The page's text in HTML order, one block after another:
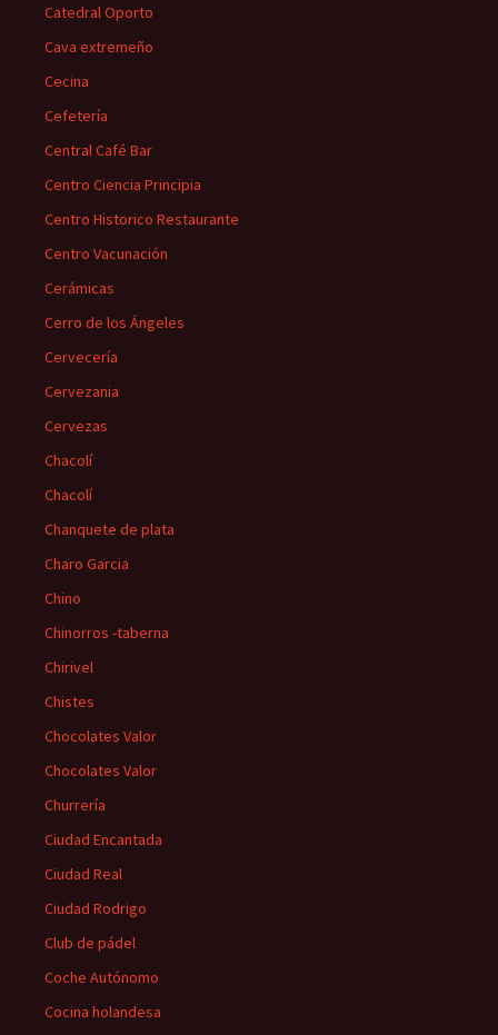
Catedral Oporto
Cava extremeño
Cecina
Cefetería
Central Café Bar
Centro Ciencia Principia
Centro Historico Restaurante
Centro Vacunación
Cerámicas
Cerro de los Ángeles
Cervecería
Cervezania
Cervezas
Chacolí
Chacolí
Chanquete de plata
Charo Garcia
Chino
Chinorros -taberna
Chirivel
Chistes
Chocolates Valor
Chocolates Valor
Churrería
Ciudad Encantada
Ciudad Real
Ciudad Rodrigo
Club de pádel
Coche Autónomo
Cocina holandesa